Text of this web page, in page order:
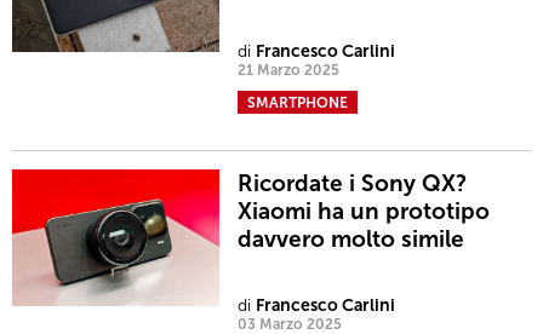
di Francesco Carlini
21 Marzo 2025
SMARTPHONE
Ricordate i Sony QX?
Xiaomi ha un prototipo
davvero molto simile
di Francesco Carlini
03 Marzo 2025